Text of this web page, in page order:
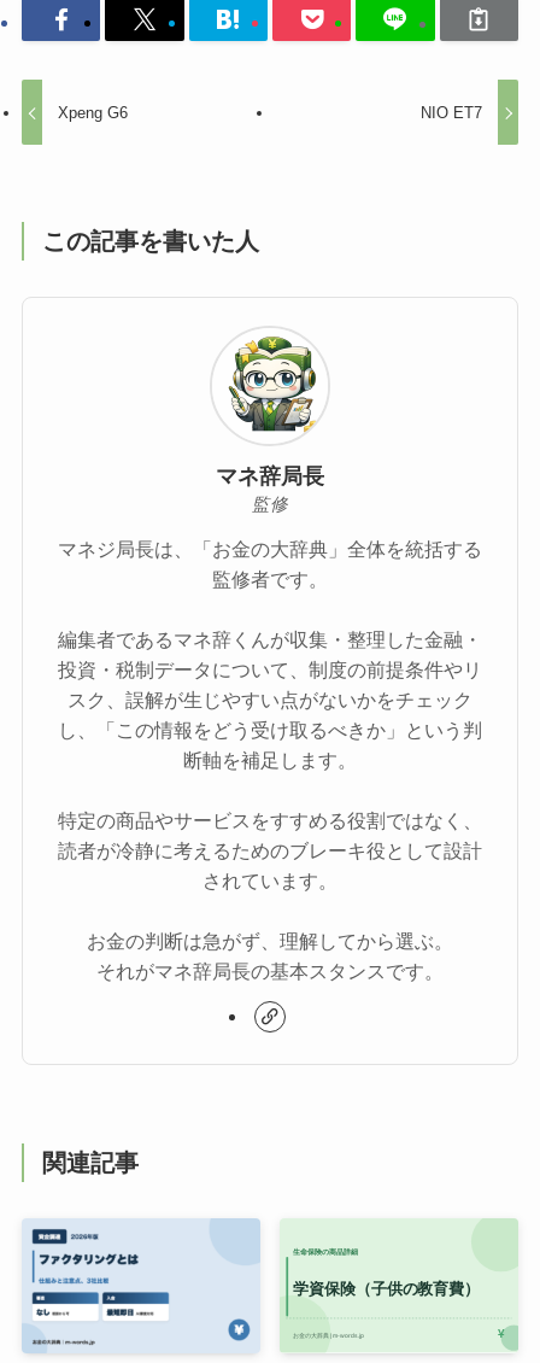
Xpeng G6 NIO ET7
この記事を書いた人
マネ辞局長
監修
マネジ局長は、「お金の大辞典」全体を統括する
監修者です。
編集者であるマネ辞くんが収集・整理した金融・
投資・税制データについて、制度の前提条件やリ
スク、誤解が生じやすい点がないかをチェック
し、「この情報をどう受け取るべきか」という判
断軸を補足します。
特定の商品やサービスをすすめる役割ではなく、
読者が冷静に考えるためのブレーキ役として設計
されています。
お金の判断は急がず、理解してから選ぶ。
それがマネ辞局長の基本スタンスです。
関連記事